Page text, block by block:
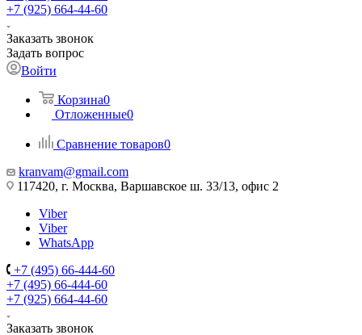
+7 (925) 664-44-60
Заказать звонок
Задать вопрос
Войти
Корзина0
Отложенные0
Сравнение товаров0
kranvam@gmail.com
117420, г. Москва, Варшавское ш. 33/13, офис 2
Viber
Viber
WhatsApp
+7 (495) 66-444-60
+7 (495) 66-444-60
+7 (925) 664-44-60
Заказать звонок